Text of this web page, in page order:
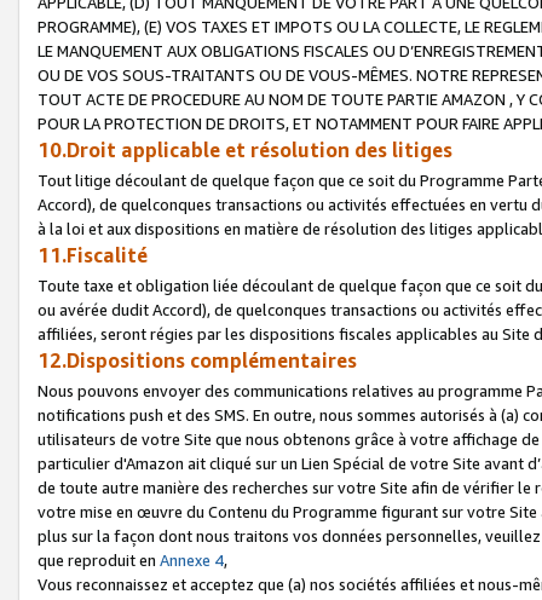
PROGRAMME), (E) VOS TAXES ET IMPOTS OU LA COLLECTE, LE
LE MANQUEMENT AUX OBLIGATIONS FISCALES OU
OU DE VOS SOUS-TRAITANTS OU DE VOUS-MÊMES. NOTRE
TOUT ACTE DE PROCEDURE AU NOM DE TOUTE PARTIE AMAZON , Y
POUR LA PROTECTION DE DROITS, ET NOTAMMENT POUR FAIRE
10.Droit applicable et résolution des litiges
Tout litige découlant de quelque façon que ce soit du Programme
Accord), de quelconques transactions ou activités effectuées en vertu
à la loi et aux dispositions en matière de résolution des litiges
11.Fiscalité
Toute taxe et obligation liée découlant de quelque façon que ce soit
ou avérée dudit Accord), de quelconques transactions ou activités
affiliées, seront régies par les dispositions fiscales applicables au Site
12.Dispositions complémentaires
Nous pouvons envoyer des communications relatives au programme
notifications push et des SMS. En outre, nous sommes autorisés à
utilisateurs de votre Site que nous obtenons grâce à votre affichage
particulier d'Amazon ait cliqué sur un Lien Spécial de votre Site avant
de toute autre manière des recherches sur votre Site afin de vérifier
votre mise en œuvre du Contenu du Programme figurant sur votre
plus sur la façon dont nous traitons vos données personnelles,
que reproduit en Annexe 4,
Vous reconnaissez et acceptez que (a) nos sociétés affiliées et nous-